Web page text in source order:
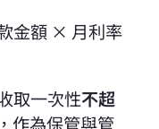
金額 × 月利率
取一次性不超
作為保管與管